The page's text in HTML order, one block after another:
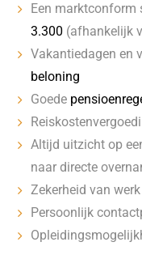
Een
3.300 (afhankelijk
Vakantiedagen en
beloning
Goede
Altijd uitzicht op
naar directe
Zekerheid van
Persoonlijk